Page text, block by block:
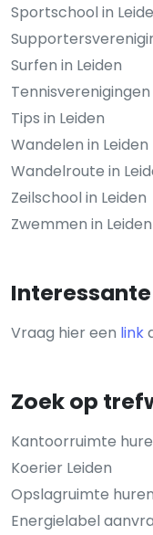
Sportschool in
Surfen in Leiden
Tennisverenigingen
Tips in Leiden
Wandelen in Leiden
Wandelroute in
Zeilschool in Leiden
Zwemmen in Leiden
Interessante
Vraag hier een link
Zoek op
Kantoorruimte
Koerier Leiden
Opslagruimte
Energielabel